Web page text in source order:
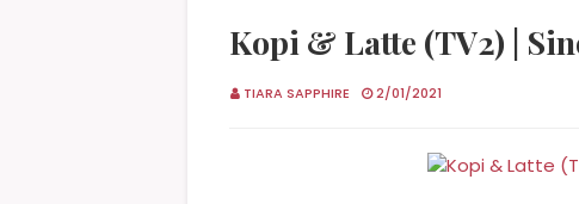
Kopi & Latte (TV2) |
TIARA SAPPHIRE 2/01/2021